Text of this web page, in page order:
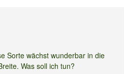
Sorte wächst wunderbar in die
Was soll ich tun?